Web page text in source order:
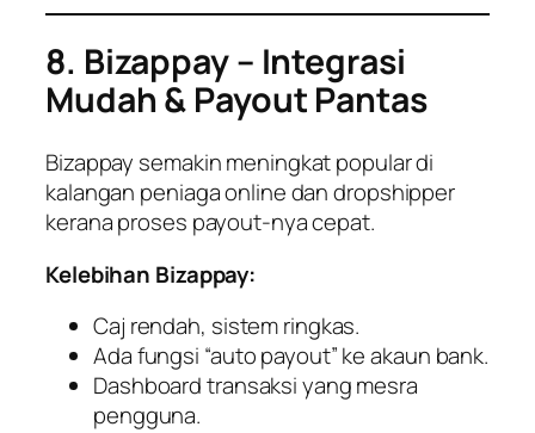
8. Bizappay – Integrasi
Mudah & Payout Pantas
Bizappay semakin meningkat popular di
kalangan peniaga online dan dropshipper
kerana proses payout-nya cepat.
Kelebihan Bizappay:
Caj rendah, sistem ringkas.
Ada fungsi “auto payout” ke akaun bank.
Dashboard transaksi yang mesra
pengguna.